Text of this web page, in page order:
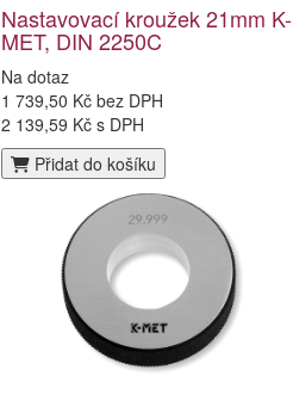
Nastavovací kroužek 21mm K-
MET, DIN 2250C
Na dotaz
1 739,50 Kč bez DPH
2 139,59 Kč s DPH
Přidat do košíku